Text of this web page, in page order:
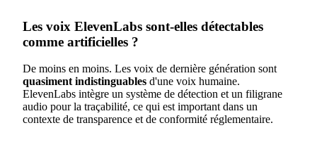
Les voix ElevenLabs sont-elles détectables
comme artificielles ?
De moins en moins. Les voix de dernière génération sont
quasiment indistinguables d'une voix humaine.
ElevenLabs intègre un système de détection et un filigrane
audio pour la traçabilité, ce qui est important dans un
contexte de transparence et de conformité réglementaire.